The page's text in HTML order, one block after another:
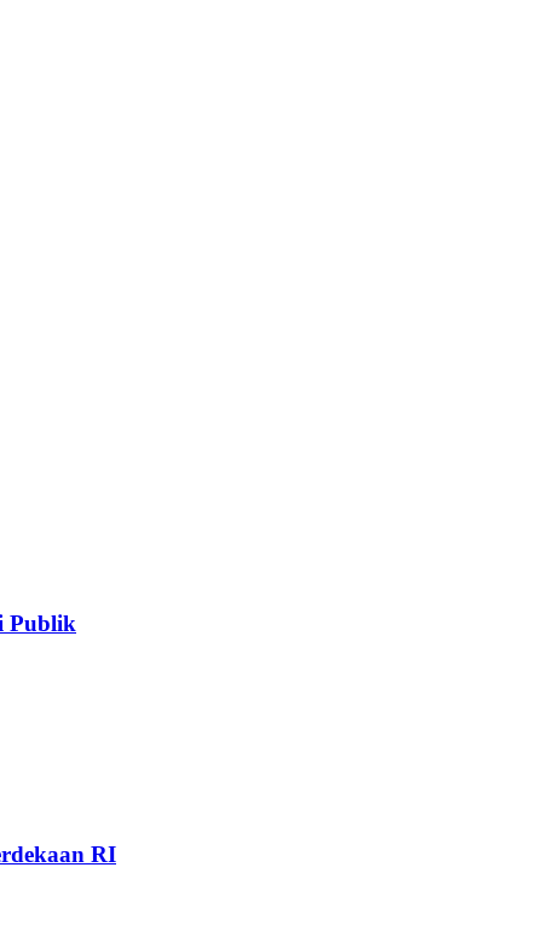
Publik
RI